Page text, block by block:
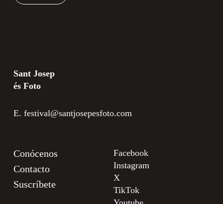
Sant Josep
és Foto
E. festival@santjosepesfoto.com
Conócenos
Contacto
Suscríbete
Facebook
Instagram
X
TikTok